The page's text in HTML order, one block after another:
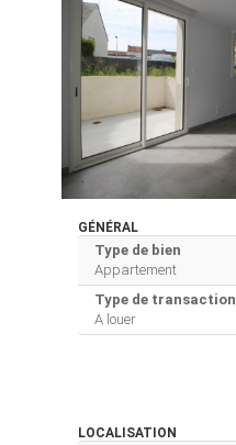
GÉNÉRAL
Type de bien
Appartement
Type de transaction
A louer
LOCALISATION